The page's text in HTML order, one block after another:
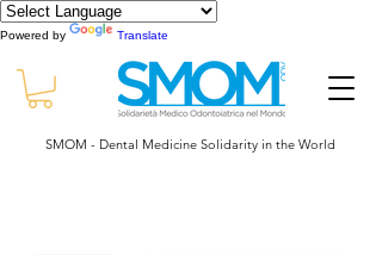
Powered by Translate
SMOM - Dental Medicine Solidarity in the World